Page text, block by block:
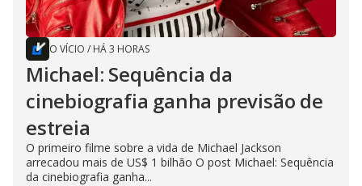
O VÍCIO / HÁ 3 HORAS
Michael: Sequência da
cinebiografia ganha previsão de
estreia
O primeiro filme sobre a vida de Michael Jackson
arrecadou mais de US$ 1 bilhão O post Michael: Sequência
da cinebiografia ganha...